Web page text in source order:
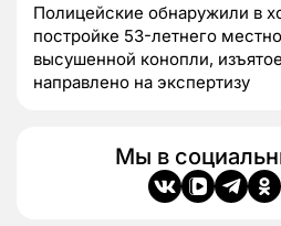
Полицейские обнаружили в
постройке 53-летнего
высушенной конопли,
направлено на экспертизу
Мы в